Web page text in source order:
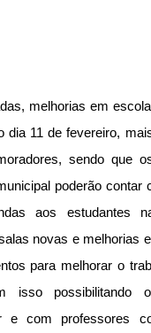
melhorias em
dia 11 de fevereiro,
sendo que
poderão contar
aos estudantes
novas e melhorias
para melhorar o
isso possibilitando
e com professores